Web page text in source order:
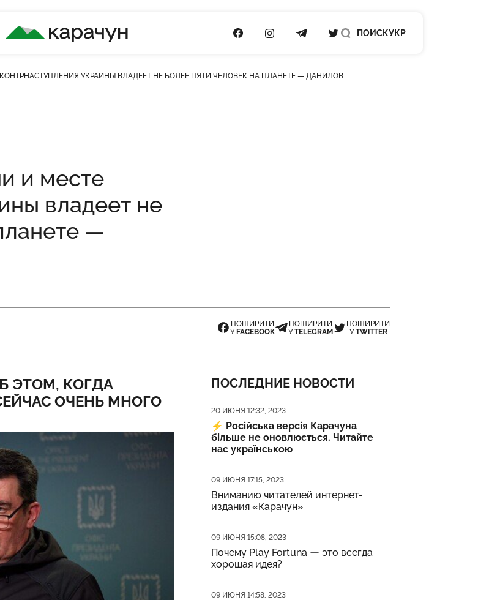
КАРАЧУН
ПОСИЛАННЯ НА FACEBOOK
ПОСИЛАННЯ НА INSTAGRAM
ПОСИЛАННЯ НА TELEGRAM
ПОСИЛАННЯ НА TWITTER
ПОИСКУКР
УКРАИНЫ ВЛАДЕЕТ НЕ БОЛЕЕ ПЯТИ ЧЕЛОВЕК НА ПЛАНЕТЕ — ДАНИЛОВ
и месте
владеет не
—
ПОШИРИТИ
У FACEBOOK
ПОШИРИТИ
УTELEGRAM
ПОШИРИТИ
УTWITTER
ЭТОМ, КОГДА
ОЧЕНЬ МНОГО
ПОСЛЕДНИЕ НОВОСТИ
Дата публикации
20 ИЮНЯ 12:32, 2023
⚡️ Російська версія Карачуна
більше не оновлюється. Читайте
нас українською
Дата публикации
09 ИЮНЯ 17:15, 2023
Вниманию читателей интернет-
издания «Карачун»
Дата публикации
09 ИЮНЯ 15:08, 2023
Почему Play Fortuna ー это всегда
хорошая идея?
Дата публикации
09 ИЮНЯ 14:58, 2023